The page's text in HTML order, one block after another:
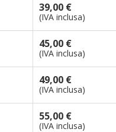
39,00 €
(IVA inclusa)
45,00 €
(IVA inclusa)
49,00 €
(IVA inclusa)
55,00 €
(IVA inclusa)